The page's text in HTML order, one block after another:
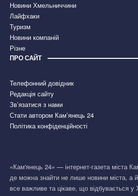
Новини Хмельниччини
Лайфхаки
Туризм
Новини компаній
Різне
ПРО САЙТ
Телефонний довідник
Редакція сайту
Зв’язатися з нами
Стати автором Кам’янець 24
Політика конфіденційності
«Кам'янець 24» — інтернет-газета міста
де можна знайти не лише новини міста, а
все важливе та цікаве, що відбувається у